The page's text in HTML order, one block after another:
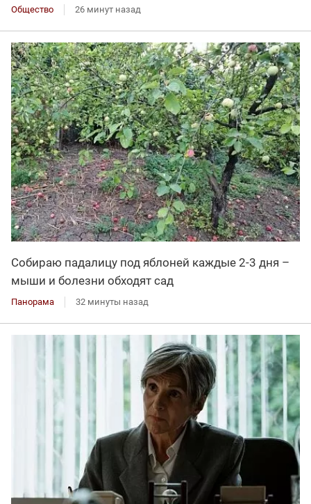
Общество 26 минут назад
Собираю падалицу под яблоней каждые 2-3 дня –
мыши и болезни обходят сад
Панорама 32 минуты назад